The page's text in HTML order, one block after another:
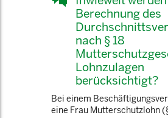
Berechnung des
nach § 18
Lohnzulagen
berücksichtigt?
Bei einem
eine Frau Mutterschutzlohn